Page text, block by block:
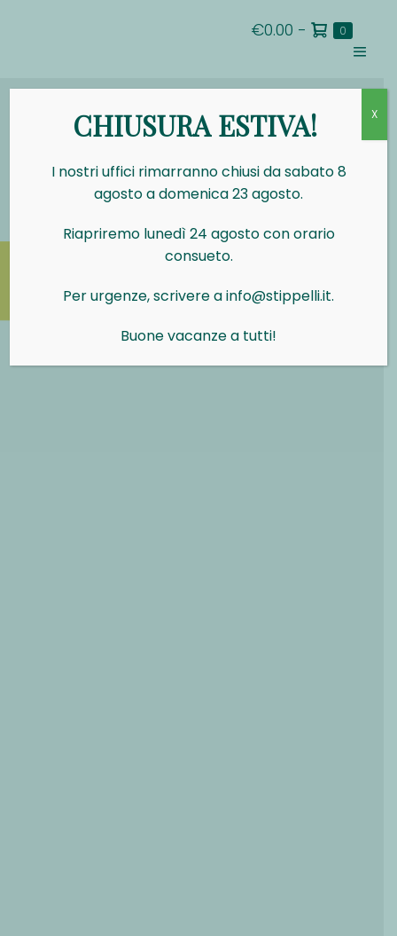
Carrello
€0.00 - 0Articoli
nel
carrello
CHIUSURA ESTIVA!
I nostri uffici rimarranno chiusi da sabato 8
agosto a domenica 23 agosto.
Riapriremo lunedì 24 agosto con orario
consueto.
Per urgenze, scrivere a info@stippelli.it.
Buone vacanze a tutti!
X